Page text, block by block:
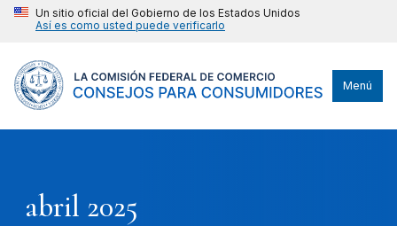
Un sitio oficial del Gobierno de los Estados Unidos
Así es como usted puede verificarlo
Menú
abril 2025